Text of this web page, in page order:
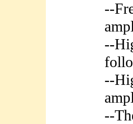
--
--
--
--